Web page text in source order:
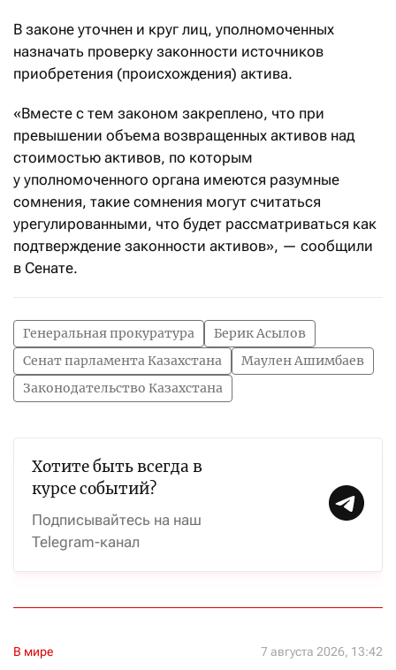
В законе уточнен и круг лиц, уполномоченных
назначать проверку законности источников
приобретения (происхождения) актива.
«Вместе с тем законом закреплено, что при
превышении объема возвращенных активов над
стоимостью активов, по которым
у уполномоченного органа имеются разумные
сомнения, такие сомнения могут считаться
урегулированными, что будет рассматриваться как
подтверждение законности активов», — сообщили
в Сенате.
Генеральная прокуратура
Берик Асылов
Сенат парламента Казахстана
Маулен Ашимбаев
Законодательство Казахстана
Хотите быть всегда в
курсе событий?
Подписывайтесь на наш
Telegram-канал
В мире 7 августа 2026, 13:42